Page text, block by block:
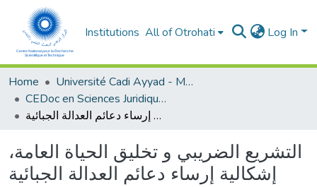
Institutions All of Otrohati Log In
Home
Université Cadi Ayyad - Marrakech
CEDoc en Sciences Juridiques, Economiques, Sociales et de Gestion (CED - SJESG)
التشريع الضريبي و تخليق الحياة العامة، إشكالية إرساء دعائم العدالة الجبائية
التشريع الضريبي و تخليق الحياة العامة،
إشكالية إرساء دعائم العدالة الجبائية